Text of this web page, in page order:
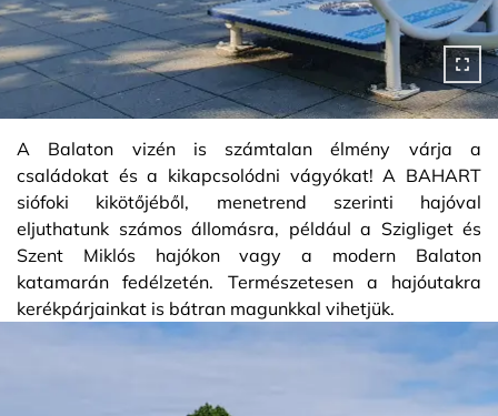
A Balaton vizén is számtalan élmény várja a
családokat és a kikapcsolódni vágyókat! A BAHART
siófoki kikötőjéből, menetrend szerinti hajóval
eljuthatunk számos állomásra, például a Szigliget és
Szent Miklós hajókon vagy a modern Balaton
katamarán fedélzetén. Természetesen a hajóutakra
kerékpárjainkat is bátran magunkkal vihetjük.